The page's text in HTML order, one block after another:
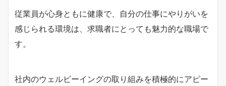
従業員が心身ともに健康で、自分の仕事にやりがいを
感じられる環境は、求職者にとっても魅力的な職場で
す。
社内のウェルビーイングの取り組みを積極的にアピー